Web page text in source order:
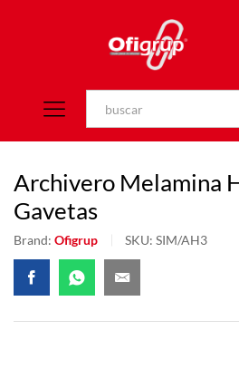
Archivero Melamina
Gavetas
Brand: Ofigrup SKU: SIM/AH3